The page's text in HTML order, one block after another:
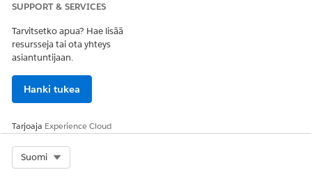
SUPPORT & SERVICES
Tarvitsetko apua? Hae lisää
resursseja tai ota yhteys
asiantuntijaan.
Hanki tukea
Tarjoaja Experience Cloud
Suomi